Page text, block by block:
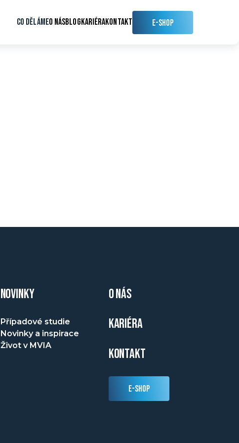
CO DĚLÁMEO NÁSBLOGKARIÉRAKONTAKT E-SHOP
NOVINKY
Případové studie
Novinky a inspirace
Život v MVIA
O NÁS
KARIÉRA
KONTAKT
E-SHOP